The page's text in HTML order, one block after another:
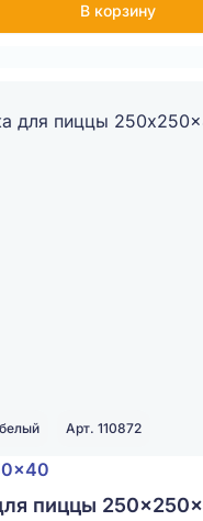
В корзину
белый Арт. 110872
пиццы